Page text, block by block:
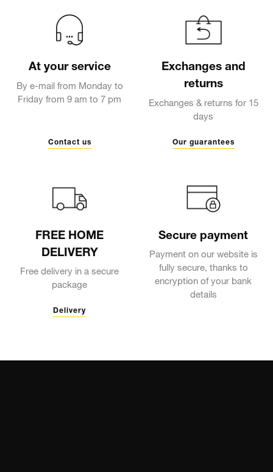
At your service
By e-mail from Monday to
Friday from 9 am to 7 pm
Contact us
Exchanges and
returns
Exchanges & returns for 15
days
Our guarantees
FREE HOME
DELIVERY
Free delivery in a secure
package
Delivery
Secure payment
Payment on our website is
fully secure, thanks to
encryption of your bank
details